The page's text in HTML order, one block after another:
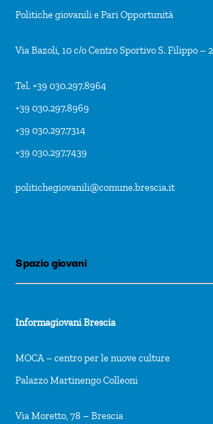
Politiche giovanili e Pari Opportunità
Via Bazoli, 10 c/o Centro Sportivo S. Filippo –
Tel. +39 030.297.8964
+39 030.297.8969
+39 030.297.7314
+39 030.297.7439
politichegiovanili@comune.brescia.it
Spazio giovani
Informagiovani Brescia
MOCA – centro per le nuove culture
Palazzo Martinengo Colleoni
Via Moretto, 78 – Brescia